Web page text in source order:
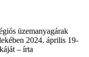
üzemanyagárak
2024. április 19-
– írta